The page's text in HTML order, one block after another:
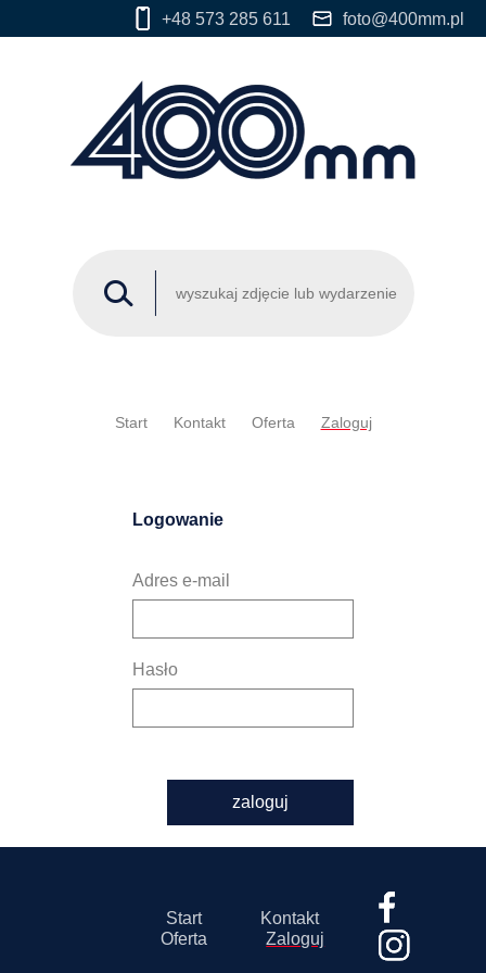
+48 573 285 611 foto@400mm.pl
Start Kontakt Oferta Zaloguj
Logowanie
Adres e-mail
Hasło
zaloguj
Start
Kontakt
Oferta
Zaloguj